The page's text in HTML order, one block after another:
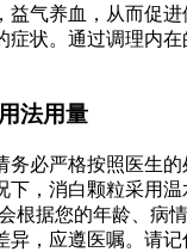
益气养血，从而促进
症状。通过调理内
法用量
务必严格按照医生
下，消白颗粒采用温
根据您的年龄、病
异，应遵医嘱。请记